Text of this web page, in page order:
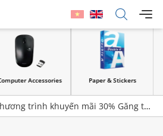
Accessories Paper & Stickers
trình khuyến mãi 30% Găng tay
– Nhật Bản)